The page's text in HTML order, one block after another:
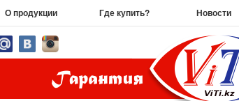
О продукции Где купить? Новости